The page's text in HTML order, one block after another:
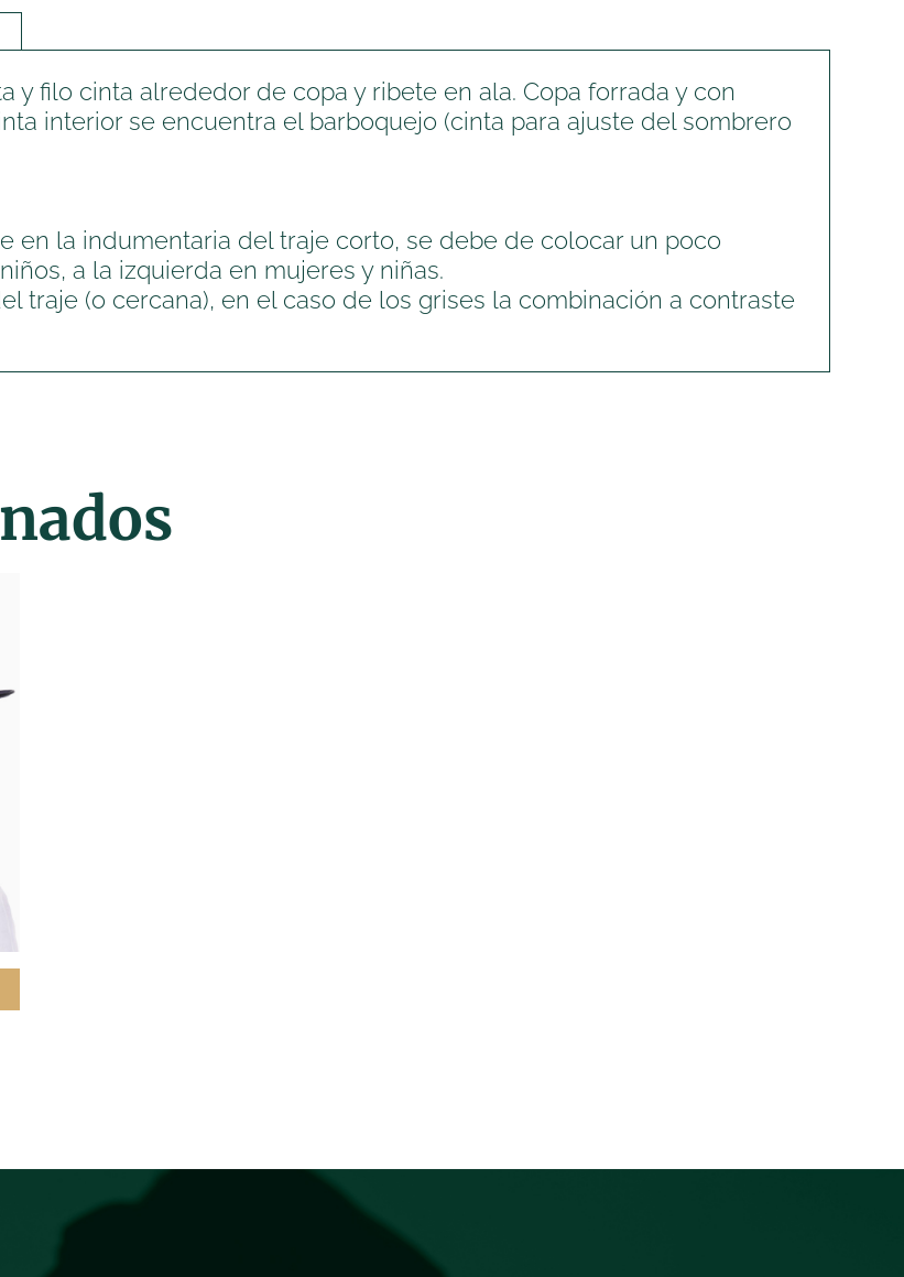
y filo cinta alrededor de copa y ribete en ala. Copa forrada y con
interior se encuentra el barboquejo (cinta para ajuste del sombrero
en la indumentaria del traje corto, se debe de colocar un poco
a la izquierda en mujeres y niñas.
traje (o cercana), en el caso de los grises la combinación a contraste